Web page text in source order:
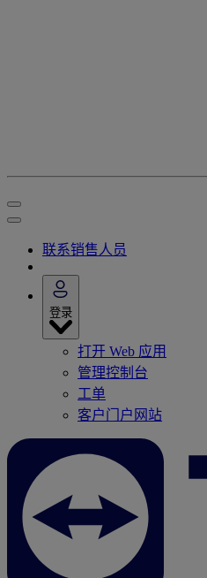
联系销售人员
登录
打开 Web 应用
管理控制台
工单
客户门户网站